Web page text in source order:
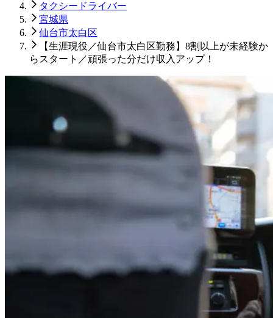
タクシードライバー
宮城県
仙台市太白区
【生涯現役／仙台市太白区勤務】8割以上が未経験か
らスタート／頑張った分だけ収入アップ！